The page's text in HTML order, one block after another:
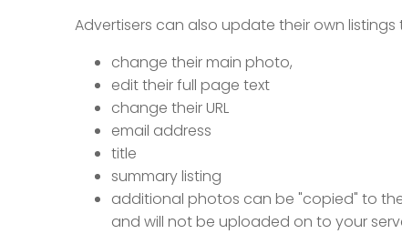
Advertisers can also update their own
change their main photo,
edit their full page text
change their URL
email address
title
summary listing
additional photos can be "copied" to
and will not be uploaded on to your